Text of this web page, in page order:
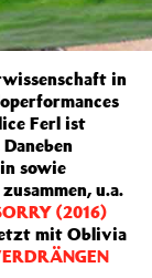
in
Ferl ist
sowie
u.a.
(2016)
mit Oblivia